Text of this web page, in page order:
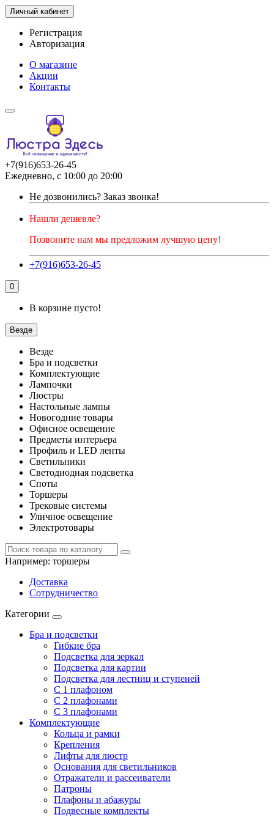
Личный кабинет
Регистрация
Авторизация
О магазине
Акции
Контакты
+7(916)653-26-45
Ежедневно, с 10:00 до 20:00
Не дозвонились? Заказ звонка!
Нашли дешевле?
Позвоните нам мы предложим лучшую цену!
+7(916)653-26-45
0
В корзине пусто!
Везде
Везде
Бра и подсветки
Комплектующие
Лампочки
Люстры
Настольные лампы
Новогодние товары
Офисное освещение
Предметы интерьера
Профиль и LED ленты
Светильники
Светодиодная подсветка
Споты
Торшеры
Трековые системы
Уличное освещение
Электротовары
Например: торшеры
Доставка
Сотрудничество
Категории
Бра и подсветки
Гибкие бра
Подсветка для зеркал
Подсветка для картин
Подсветка для лестниц и ступеней
С 1 плафоном
С 2 плафонами
С 3 плафонами
Комплектующие
Кольца и рамки
Крепления
Лифты для люстр
Основания для светильников
Отражатели и рассеиватели
Патроны
Плафоны и абажуры
Подвесные комплекты